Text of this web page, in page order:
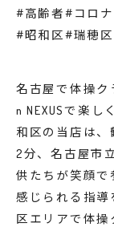
#高齢者#コロ
#昭和区#瑞穂
名古屋で体操
n NEXUSで楽
和区の当店は、
2分、名古屋市
供たちが笑顔で
感じられる指導
区エリアで体